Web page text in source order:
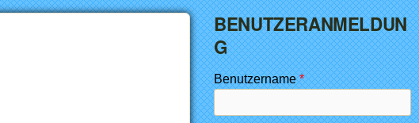
BENUTZERANMELDUN
G
Benutzername*